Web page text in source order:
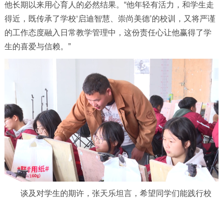
他长期以来用心育人的必然结果。“他年轻有活力，和学生走
得近，既传承了学校‘启迪智慧、崇尚美德’的校训，又将严谨
的工作态度融入日常教学管理中，这份责任心让他赢得了学
生的喜爱与信赖。”
谈及对学生的期许，张天乐坦言，希望同学们能践行校